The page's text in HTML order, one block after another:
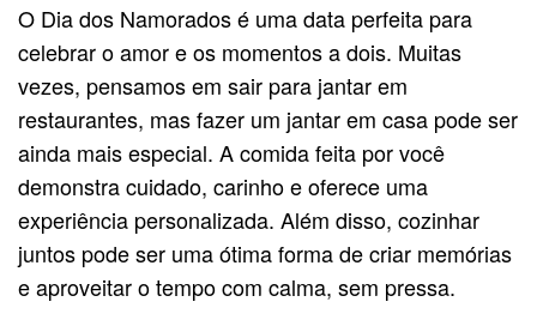
O Dia dos Namorados é uma data perfeita para
celebrar o amor e os momentos a dois. Muitas
vezes, pensamos em sair para jantar em
restaurantes, mas fazer um jantar em casa pode ser
ainda mais especial. A comida feita por você
demonstra cuidado, carinho e oferece uma
experiência personalizada. Além disso, cozinhar
juntos pode ser uma ótima forma de criar memórias
e aproveitar o tempo com calma, sem pressa.